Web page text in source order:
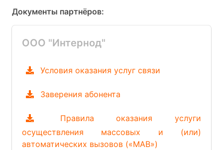
Документы партнёров:
ООО "Интернод"
Условия оказания услуг связи
Заверения абонента
Правила оказания услуги
осуществления массовых и (или)
автоматических вызовов («МАВ»)